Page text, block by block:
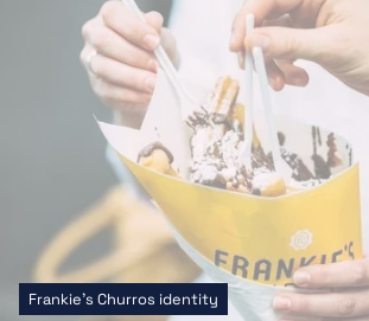
Frankie's Churros identity